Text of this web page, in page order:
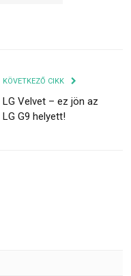
KÖVETKEZŐ CIKK
LG Velvet – ez jön az
LG G9 helyett!